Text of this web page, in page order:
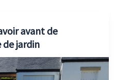
avant de
jardin